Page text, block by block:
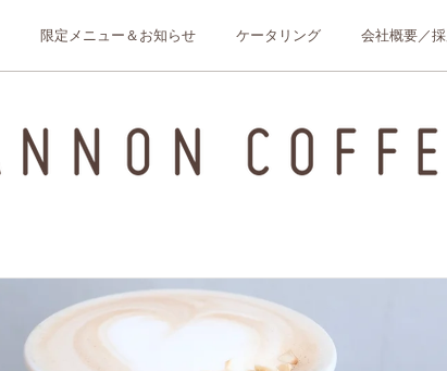
限定メニュー＆お知らせ ケータリング 会社概要／